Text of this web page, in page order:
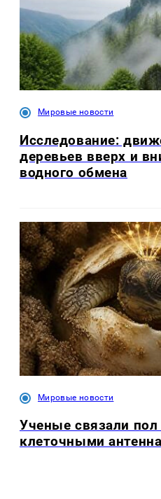
Мировые новости
Исследование:
деревьев вверх и
водного обмена
Мировые новости
Ученые связали пол
клеточными